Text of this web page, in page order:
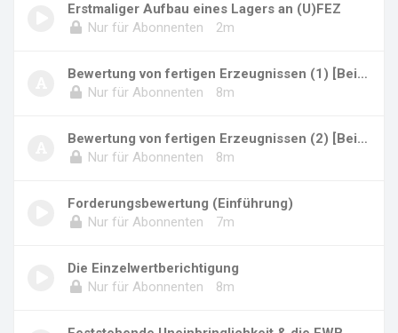
Erstmaliger Aufbau eines Lagers an (U)FEZ
Nur für Abonnenten
2m
Bewertung von fertigen Erzeugnissen (1) [Beis...
Nur für Abonnenten
8m
Bewertung von fertigen Erzeugnissen (2) [Beis...
Nur für Abonnenten
8m
Forderungsbewertung (Einführung)
Nur für Abonnenten
7m
Die Einzelwertberichtigung
Nur für Abonnenten
8m